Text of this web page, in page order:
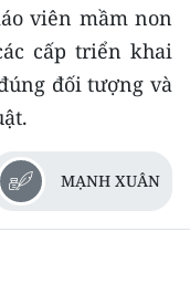
viên mầm non
cấp triển khai
đối tượng và
MẠNH XUÂN